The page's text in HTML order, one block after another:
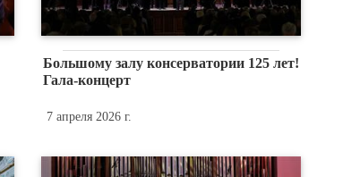
Большому залу консерватории 125 лет!
Гала-концерт
7 апреля 2026 г.